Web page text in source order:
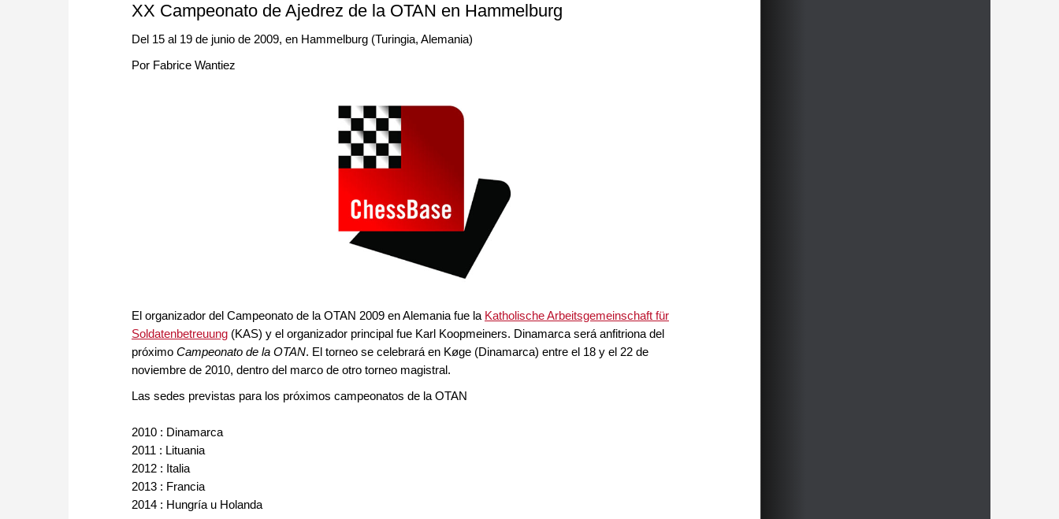
XX Campeonato de Ajedrez de la OTAN en Hammelburg
Del 15 al 19 de junio de 2009, en Hammelburg (Turingia, Alemania)
Por Fabrice Wantiez
El organizador del Campeonato de la OTAN 2009 en Alemania fue la Katholische Arbeitsgemeinschaft für
Soldatenbetreuung (KAS) y el organizador principal fue Karl Koopmeiners. Dinamarca será anfitriona del
próximo Campeonato de la OTAN. El torneo se celebrará en Køge (Dinamarca) entre el 18 y el 22 de
noviembre de 2010, dentro del marco de otro torneo magistral.
Las sedes previstas para los próximos campeonatos de la OTAN
2010 : Dinamarca
2011 : Lituania
2012 : Italia
2013 : Francia
2014 : Hungría u Holanda